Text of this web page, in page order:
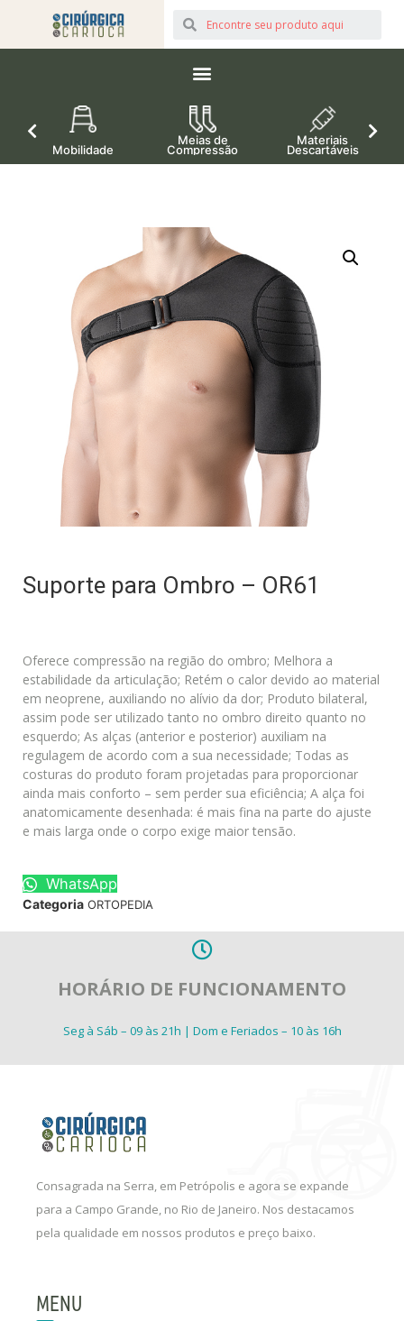
Mobilidade
Meias de
Compressão
Materiais
Descartáveis
Suporte para Ombro – OR61
Oferece compressão na região do ombro; Melhora a
estabilidade da articulação; Retém o calor devido ao material
em neoprene, auxiliando no alívio da dor; Produto bilateral,
assim pode ser utilizado tanto no ombro direito quanto no
esquerdo; As alças (anterior e posterior) auxiliam na
regulagem de acordo com a sua necessidade; Todas as
costuras do produto foram projetadas para proporcionar
ainda mais conforto – sem perder sua eficiência; A alça foi
anatomicamente desenhada: é mais fina na parte do ajuste
e mais larga onde o corpo exige maior tensão.
WhatsApp
Categoria ORTOPEDIA
HORÁRIO DE FUNCIONAMENTO
Seg à Sáb – 09 às 21h | Dom e Feriados – 10 às 16h
Consagrada na Serra, em Petrópolis e agora se expande
para a Campo Grande, no Rio de Janeiro. Nos destacamos
pela qualidade em nossos produtos e preço baixo.
MENU